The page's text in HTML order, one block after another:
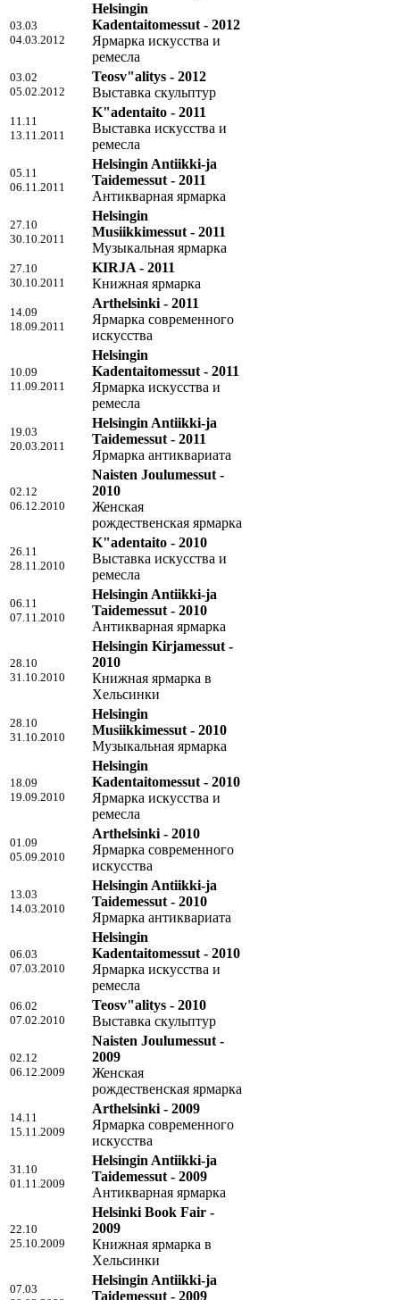
03.03
04.03.2012
Helsingin
Kadentaitomessut - 2012
Ярмарка искусства и
ремесла
03.02
05.02.2012
Teosv"alitys - 2012
Выставка скульптур
11.11
13.11.2011
K"adentaito - 2011
Выставка искусства и
ремесла
05.11
06.11.2011
Helsingin Antiikki-ja
Taidemessut - 2011
Антикварная ярмарка
27.10
30.10.2011
Helsingin
Musiikkimessut - 2011
Музыкальная ярмарка
27.10
30.10.2011
KIRJA - 2011
Книжная ярмарка
14.09
18.09.2011
Arthelsinki - 2011
Ярмарка современного
искусства
10.09
11.09.2011
Helsingin
Kadentaitomessut - 2011
Ярмарка искусства и
ремесла
19.03
20.03.2011
Helsingin Antiikki-ja
Taidemessut - 2011
Ярмарка антиквариата
02.12
06.12.2010
Naisten Joulumessut -
2010
Женская
рождественская ярмарка
26.11
28.11.2010
K"adentaito - 2010
Выставка искусства и
ремесла
06.11
07.11.2010
Helsingin Antiikki-ja
Taidemessut - 2010
Антикварная ярмарка
28.10
31.10.2010
Helsingin Kirjamessut -
2010
Книжная ярмарка в
Хельсинки
28.10
31.10.2010
Helsingin
Musiikkimessut - 2010
Музыкальная ярмарка
18.09
19.09.2010
Helsingin
Kadentaitomessut - 2010
Ярмарка искусства и
ремесла
01.09
05.09.2010
Arthelsinki - 2010
Ярмарка современного
искусства
13.03
14.03.2010
Helsingin Antiikki-ja
Taidemessut - 2010
Ярмарка антиквариата
06.03
07.03.2010
Helsingin
Kadentaitomessut - 2010
Ярмарка искусства и
ремесла
06.02
07.02.2010
Teosv"alitys - 2010
Выставка скульптур
02.12
06.12.2009
Naisten Joulumessut -
2009
Женская
рождественская ярмарка
14.11
15.11.2009
Arthelsinki - 2009
Ярмарка современного
искусства
31.10
01.11.2009
Helsingin Antiikki-ja
Taidemessut - 2009
Антикварная ярмарка
22.10
25.10.2009
Helsinki Book Fair -
2009
Книжная ярмарка в
Хельсинки
07.03
Helsingin Antiikki-ja
Taidemessut - 2009